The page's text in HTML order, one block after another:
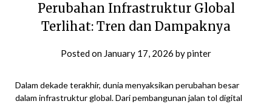
Perubahan Infrastruktur Global
Terlihat: Tren dan Dampaknya
Posted on January 17, 2026 bypinter
Dalam dekade terakhir, dunia menyaksikan perubahan besar
dalam infrastruktur global. Dari pembangunan jalan tol digital